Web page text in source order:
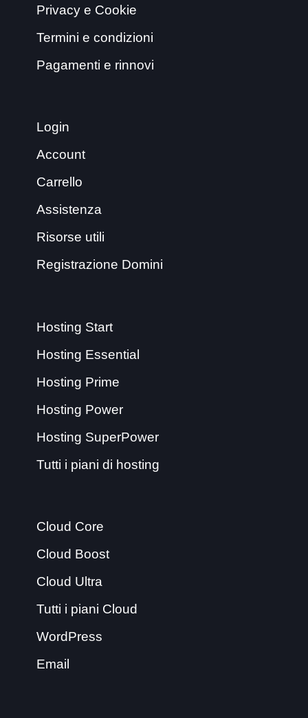
Privacy e Cookie
Termini e condizioni
Pagamenti e rinnovi
Login
Account
Carrello
Assistenza
Risorse utili
Registrazione Domini
Hosting Start
Hosting Essential
Hosting Prime
Hosting Power
Hosting SuperPower
Tutti i piani di hosting
Cloud Core
Cloud Boost
Cloud Ultra
Tutti i piani Cloud
WordPress
Email